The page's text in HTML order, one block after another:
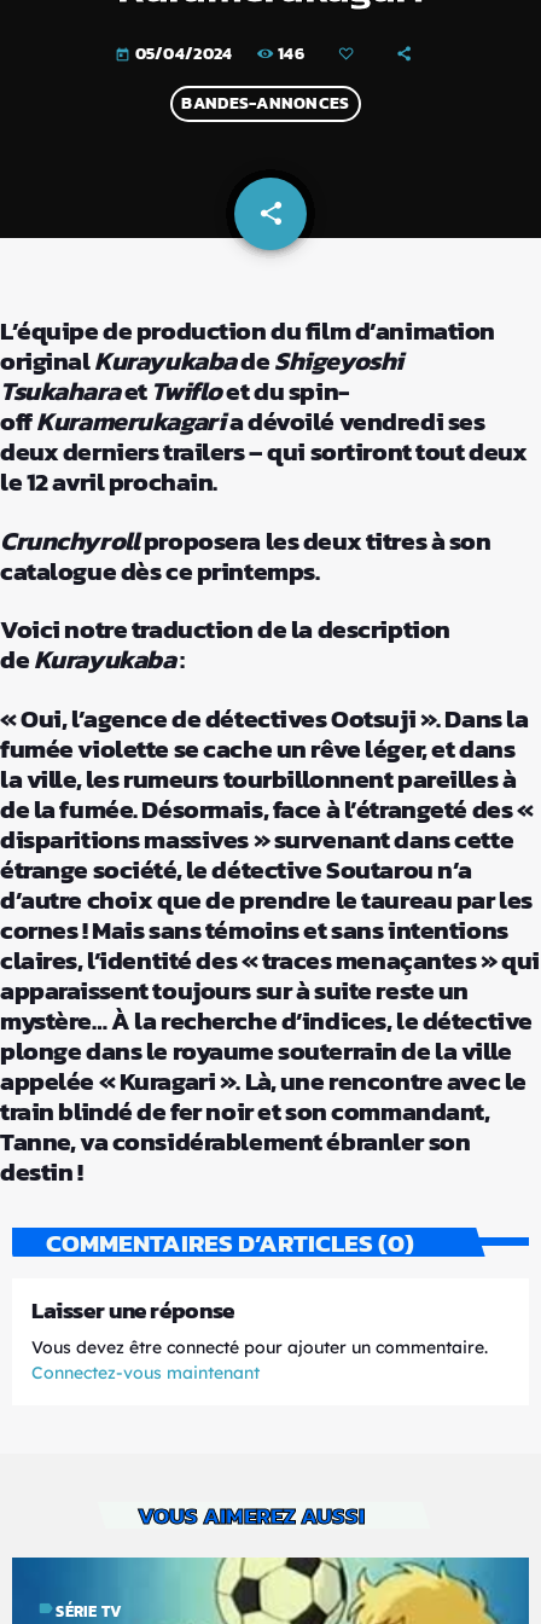
today 05/04/2024 146
BANDES-ANNONCES
share
email
L’équipe de production du film d’animation
originalKurayukabadeShigeyoshi
TsukaharaetTwifloet du spin-
offKuramerukagaria dévoilé vendredi ses
deux derniers trailers – qui sortiront tout deux
le 12 avril prochain.
Crunchyrollproposera les deux titres à son
catalogue dès ce printemps.
Voici notre traduction de la description
deKurayukaba:
« Oui, l’agence de détectives Ootsuji ». Dans la
fumée violette se cache un rêve léger, et dans
la ville, les rumeurs tourbillonnent pareilles à
de la fumée. Désormais, face à l’étrangeté des «
disparitions massives » survenant dans cette
étrange société, le détective Soutarou n’a
d’autre choix que de prendre le taureau par les
cornes ! Mais sans témoins et sans intentions
claires, l’identité des « traces menaçantes » qui
apparaissent toujours sur à suite reste un
mystère… À la recherche d’indices, le détective
plonge dans le royaume souterrain de la ville
appelée « Kuragari ». Là, une rencontre avec le
train blindé de fer noir et son commandant,
Tanne, va considérablement ébranler son
destin !
COMMENTAIRES D’ARTICLES (0)
Laisser une réponse
Vous devez être connecté pour ajouter un commentaire.
Connectez-vous maintenant
VOUS AIMEREZ AUSSI
labelSÉRIE TV